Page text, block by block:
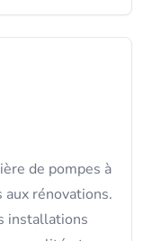
de pompes à
rénovations.
installations